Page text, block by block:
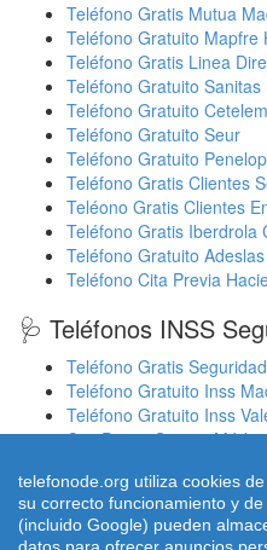
Teléfono Gratis Mutua
Teléfono Gratuito Mapfre
Teléfono Gratis Linea
Teléfono Gratuito Sanitas
Teléfono Gratuito Cetelem
Teléfono Gratuito Seur
Teléfono Gratuito
Teléfono Gratis Clientes
Teléono Gratis Clientes
Teléfono Gratis Iberdrola
Teléfono Gratuito
Teléfono Cita Previa
🩺 Teléfonos INSS
Teléfono Gratis
Teléfono Gratuito Inss
Teléfono Gratuito Inss
Cita Previa Sergas
Cita Previa Sas Intersas
telefonode.org utiliza cookies
su correcto funcionamiento y
(incluido Google) pueden